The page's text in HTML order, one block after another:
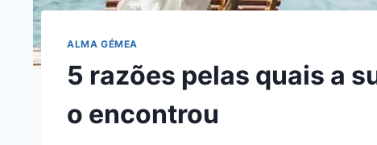
ALMA GÉMEA
5 razões pelas quais a
o encontrou